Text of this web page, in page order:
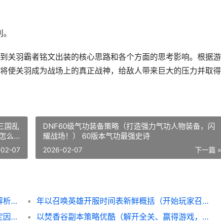
关羽霸者铭文出装的核心思路和各个方面的思考影响。根据
使关羽成为战场上的真正战神，给敌人带来巨大的压力并取
国乱
么
07
DNF60级气功装备策略（打造强力气功人物装备，闪
耀战场！） 60版本气功最强史诗
下一篇 »
2026-02-07
《魔兽世界》黑翼之巢术士装备主推（综合解析术士在黑翼之巢中的装备需求） 魔兽世界黑暗神殿路线
年以召唤英雄开服时间表新鲜概括（开始玩家召唤英雄之旅的重要信息集合） 年度召唤
暗黑血统技能加点策略（掌握技能加点的决定因素，提高战斗实力） 暗黑血统升级什么技能
以焚香谷副本策略优酷（解开全关、赢得游戏，教你如何最佳通关焚香谷） 焚香谷法攻